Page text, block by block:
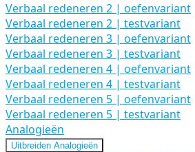
Verbaal redeneren 2 | oefenvariant
Verbaal redeneren 2 | testvariant
Verbaal redeneren 3 | oefenvariant
Verbaal redeneren 3 | testvariant
Verbaal redeneren 4 | oefenvariant
Verbaal redeneren 4 | testvariant
Verbaal redeneren 5 | oefenvariant
Verbaal redeneren 5 | testvariant
Analogieën
Uitbreiden Analogieën